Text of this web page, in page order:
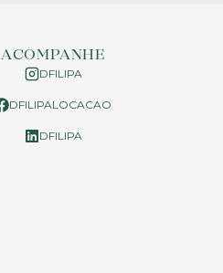
ACOMPANHE
DFILIPA
DFILIPALOCACAO
DFILIPA